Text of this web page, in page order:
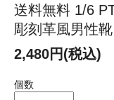
送料無料 1/6
彫刻革風男性
2,480円(税込)
個数